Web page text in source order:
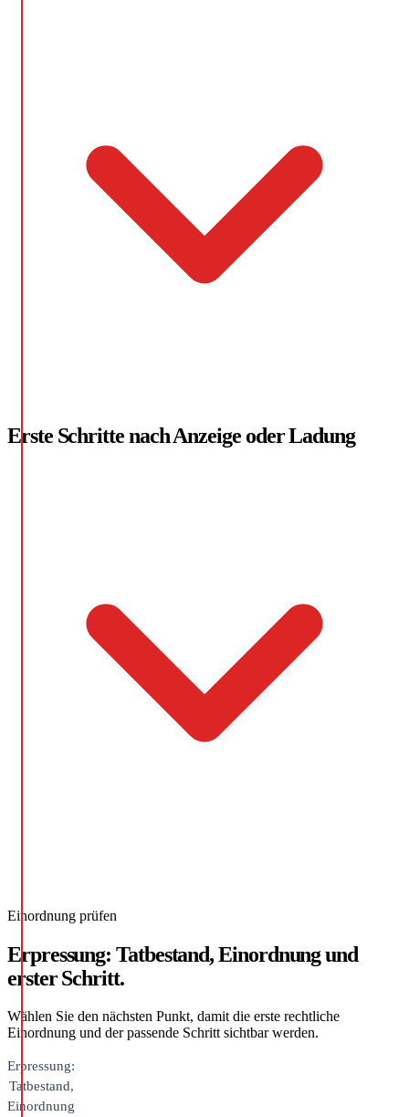
Erste Schritte nach Anzeige oder Ladung
Einordnung prüfen
Erpressung: Tatbestand, Einordnung und
erster Schritt.
Wählen Sie den nächsten Punkt, damit die erste rechtliche
Einordnung und der passende Schritt sichtbar werden.
Erpressung:
Tatbestand,
Einordnung